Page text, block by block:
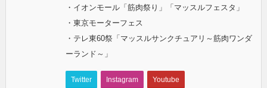
・イオンモール「筋肉祭り」「マッスルフェスタ」
・東京モーターフェス
・テレ東60祭「マッスルサンクチュアリ～筋肉ワンダ
ーランド～」
Twitter Instagram Youtube